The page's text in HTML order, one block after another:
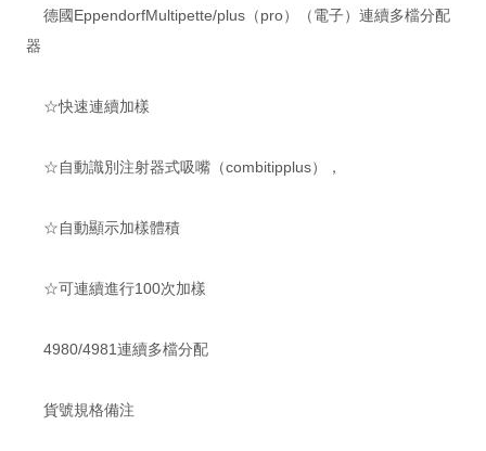
德國EppendorfMultipette/plus（pro）（電子）連續多檔分配
器
☆快速連續加樣
☆自動識別注射器式吸嘴（combitipplus），
☆自動顯示加樣體積
☆可連續進行100次加樣
4980/4981連續多檔分配
貨號規格備注